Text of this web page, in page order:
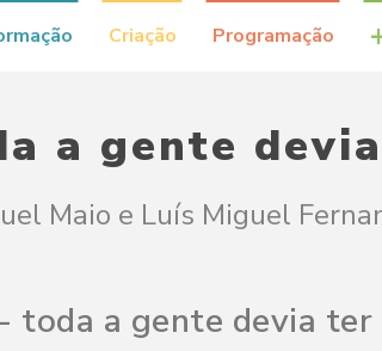
Criação Programação
a gente
Maio e Luís Miguel
toda a gente devia ter